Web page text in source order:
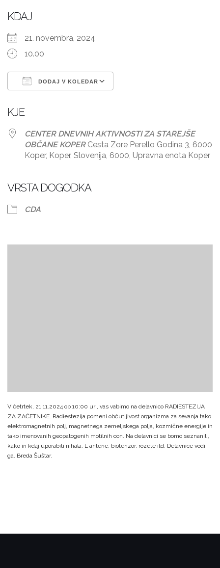
KDAJ
21. novembra, 2024
10.00
DODAJ V KOLEDAR
KJE
CENTER DNEVNIH AKTIVNOSTI ZA STAREJŠE
OBČANE KOPERCesta Zore Perello Godina 3, 6000
Koper, Koper, Slovenija, 6000, Upravna enota Koper
VRSTA DOGODKA
CDA
V četrtek, 21.11.2024 ob 10:00 uri, vas vabimo na delavnico RADIESTEZIJA
ZA ZAČETNIKE. Radiestezija pomeni občutljivost organizma za sevanja tako
elektromagnetnih polj, magnetnega zemeljskega polja, kozmične energije in
tako imenovanih geopatogenih motilnih con. Na delavnici se bomo seznanili,
kako in kdaj uporabiti nihala, L antene, biotenzor, rozete itd. Delavnice vodi
ga. Breda Šuštar.